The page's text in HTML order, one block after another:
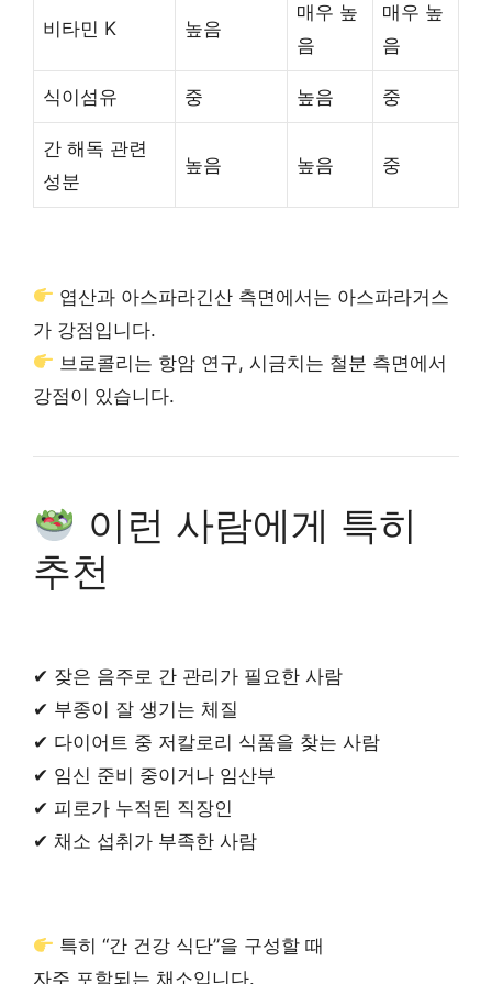
비타민 K 높음
매우 높
음
매우 높
음
식이섬유 중 높음 중
간 해독 관련
성분
높음 높음 중
엽산과 아스파라긴산 측면에서는 아스파라거스
가 강점입니다.
브로콜리는 항암 연구, 시금치는 철분 측면에서
강점이 있습니다.
이런 사람에게 특히
추천
✔ 잦은 음주로 간 관리가 필요한 사람
✔ 부종이 잘 생기는 체질
✔ 다이어트 중 저칼로리 식품을 찾는 사람
✔ 임신 준비 중이거나 임산부
✔ 피로가 누적된 직장인
✔ 채소 섭취가 부족한 사람
특히 “간 건강 식단”을 구성할 때
자주 포함되는 채소입니다.